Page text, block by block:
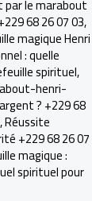
le marabout
68 26 07 03,
magique Henri
: quelle
spirituel,
henri-
? +229 68
,Réussite
+229 68 26 07
magique :
spirituel pour